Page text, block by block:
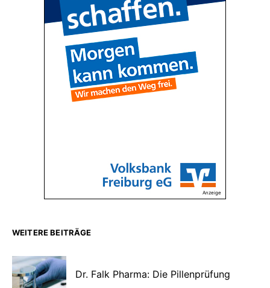
Anzeige
WEITERE BEITRÄGE
Dr. Falk Pharma: Die Pillenprüfung